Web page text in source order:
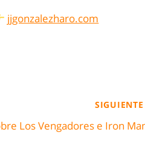
jjgonzalezharo.com
SIGUIENTE
Los Vengadores e Iron